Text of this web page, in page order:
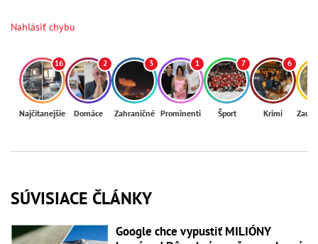
Nahlásiť chybu
16
Najčítanejšie
2
Domáce
3
Zahraničné
1
Prominenti
7
Šport
6
Krimi
SÚVISIACE ČLÁNKY
Google chce vypustiť MILIÓNY